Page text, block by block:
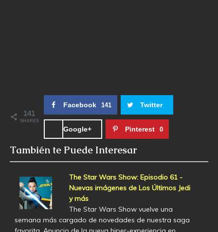
141
SHARES
Facebook 141 Twitter
Google+ Pinterest 0
También te Puede Interesar
The Star Wars Show: Episodio 61 -
Nuevas imágenes de Los Últimos Jedi
y más
The Star Wars Show vuelve una
semana más cargado de novedades de nuestra saga